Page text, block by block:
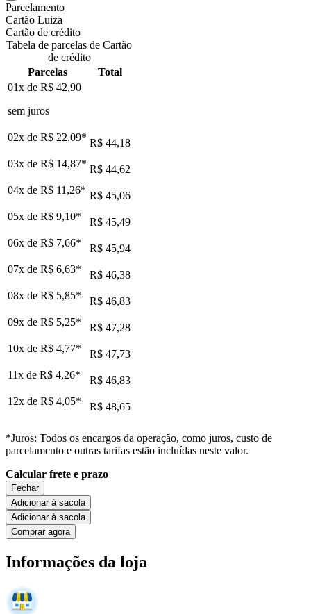
Parcelamento
Cartão Luiza
Cartão de crédito
Tabela de parcelas de Cartão
de crédito
Parcelas
Total
01x de R$ 42,90
sem juros
02x de R$ 22,09* R$ 44,18
03x de R$ 14,87* R$ 44,62
04x de R$ 11,26* R$ 45,06
05x de R$ 9,10*
R$ 45,49
06x de R$ 7,66*
R$ 45,94
07x de R$ 6,63*
R$ 46,38
08x de R$ 5,85*
R$ 46,83
09x de R$ 5,25*
R$ 47,28
10x de R$ 4,77*
R$ 47,73
11x de R$ 4,26*
R$ 46,83
12x de R$ 4,05* R$ 48,65
*Juros: Todos os encargos da operação, como juros, custo de
parcelamento e outras tarifas estão incluídas neste valor.
Calcular frete e prazo
Fechar
Adicionar à sacola
Adicionar à sacola
Comprar agora
Informações da loja